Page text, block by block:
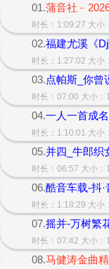
01.蒲音社
时长：1:09:27 大小
02.福建尤溪《
时长：1:27:02 大小
03.点帕斯_你曾
时长：07:00 大小
04.一人一首成
时长：1:10:01 大小
05.并四_牛郎织
时长：06:57 大小
06.酷音车载-抖
时长：1:18:29 大小
07.摇并-万树繁
时长：07:42 大小
08.马健涛金曲